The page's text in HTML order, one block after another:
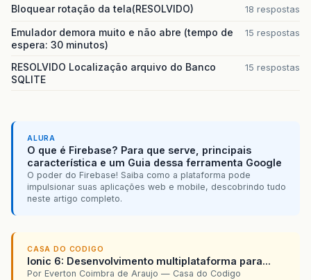
Bloquear rotação da tela(RESOLVIDO) 18 respostas
Emulador demora muito e não abre (tempo de
espera: 30 minutos)
15 respostas
RESOLVIDO Localização arquivo do Banco
SQLITE
15 respostas
ALURA
O que é Firebase? Para que serve, principais
característica e um Guia dessa ferramenta Google
O poder do Firebase! Saiba como a plataforma pode
impulsionar suas aplicações web e mobile, descobrindo tudo
neste artigo completo.
CASA DO CODIGO
Ionic 6: Desenvolvimento multiplataforma para...
Por Everton Coimbra de Araujo — Casa do Codigo